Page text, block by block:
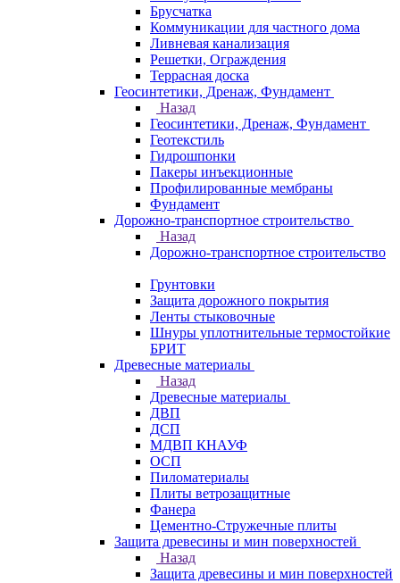
Брусчатка
Коммуникации для частного дома
Ливневая канализация
Решетки, Ограждения
Террасная доска
Геосинтетики, Дренаж, Фундамент
Назад
Геосинтетики, Дренаж, Фундамент
Геотекстиль
Гидрошпонки
Пакеры инъекционные
Профилированные мембраны
Фундамент
Дорожно-транспортное строительство
Назад
Дорожно-транспортное строительство
Грунтовки
Защита дорожного покрытия
Ленты стыковочные
Шнуры уплотнительные термостойкие
БРИТ
Древесные материалы
Назад
Древесные материалы
ДВП
ДСП
МДВП КНАУФ
ОСП
Пиломатериалы
Плиты ветрозащитные
Фанера
Цементно-Стружечные плиты
Защита древесины и мин поверхностей
Назад
Защита древесины и мин поверхностей